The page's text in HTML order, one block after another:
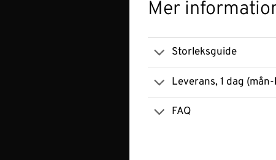
Mer
Storleksguide
Leverans, 1 dag
FAQ